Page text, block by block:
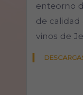
enteorno
de
vinos de